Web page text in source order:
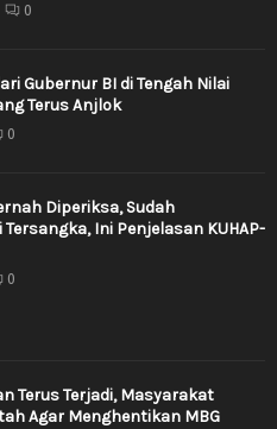
0
Gubernur BI di Tengah Nilai
Terus Anjlok
0
Diperiksa, Sudah
Ini Penjelasan KUHAP-
0
Terus Terjadi, Masyarakat
Agar Menghentikan MBG